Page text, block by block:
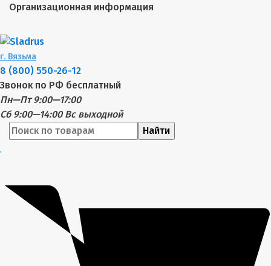
Организационная информация
г. Вязьма
8 (800) 550-26-12
Звонок по РФ бесплатный
Пн—Пт 9:00—17:00
Сб 9:00—14:00 Вс выходной
Найти